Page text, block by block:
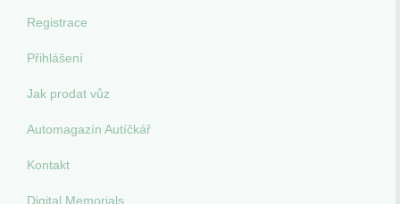
Registrace
Přihlášení
Jak prodat vůz
Automagazín Autíčkář
Kontakt
Digital Memorials